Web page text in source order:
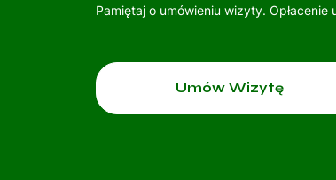
Pamiętaj o umówieniu wizyty.
Umów Wizytę